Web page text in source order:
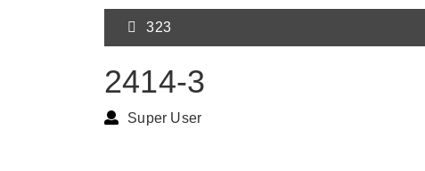
323
2414-3
Super User